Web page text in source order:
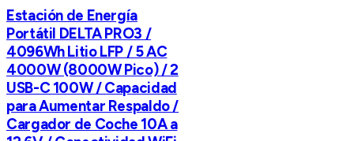
Estación de Energía
Portátil DELTA PRO3 /
4096Wh Litio LFP / 5 AC
4000W (8000W Pico) / 2
USB-C 100W / Capacidad
para Aumentar Respaldo /
Cargador de Coche 10A a